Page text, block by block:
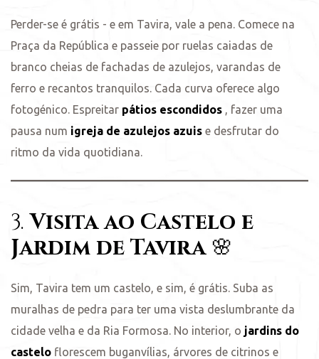
Perder-se é grátis - e em Tavira, vale a pena. Comece na
Praça da República e passeie por ruelas caiadas de
branco cheias de fachadas de azulejos, varandas de
ferro e recantos tranquilos. Cada curva oferece algo
fotogénico. Espreitar pátios escondidos , fazer uma
pausa num igreja de azulejos azuis e desfrutar do
ritmo da vida quotidiana.
3.Visita ao Castelo e
Jardim de Tavira🌸
Sim, Tavira tem um castelo, e sim, é grátis. Suba as
muralhas de pedra para ter uma vista deslumbrante da
cidade velha e da Ria Formosa. No interior, o jardins do
castelo florescem buganvílias, árvores de citrinos e